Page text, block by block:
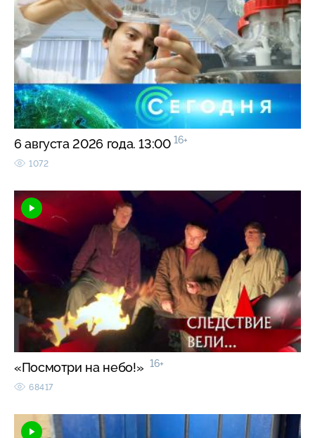
6 августа 2026 года. 13:00 16+
1072
«Посмотри на небо!» 16+
68417